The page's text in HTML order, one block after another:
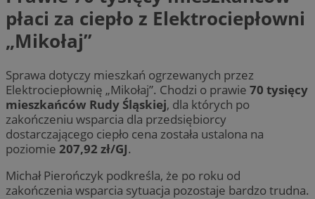
płaci za ciepło z Elektrociepłowni
„Mikołaj”
Sprawa dotyczy mieszkań ogrzewanych przez
Elektrociepłownię „Mikołaj”. Chodzi o prawie 70 tysięcy
mieszkańców Rudy Śląskiej, dla których po
zakończeniu wsparcia dla przedsiębiorcy
dostarczającego ciepło cena została ustalona na
poziomie 207,92 zł/GJ.
Michał Pierończyk podkreśla, że po roku od
zakończenia wsparcia sytuacja pozostaje bardzo trudna.